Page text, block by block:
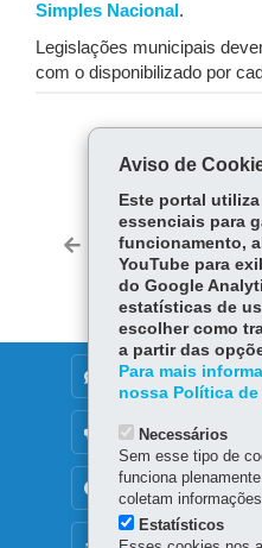
Simples Nacional .
Legislações municipais
com o disponibilizado por
Voltar Início
MAPA DO SITE
DENUNCIE CORRUPÇÃO
OUVIDORIA
TRANSPARÊNCIA
Aviso de
Este portal
essenciais para
funcionamento,
YouTube para
do Google
estatísticas de
escolher como
a partir das
Para mais
nossa Política de
Necessários
Sem esse tipo de
funciona
coletam
Estatísticos